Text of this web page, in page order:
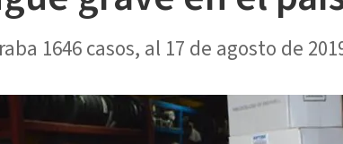
1646 casos, al 17 de agosto de